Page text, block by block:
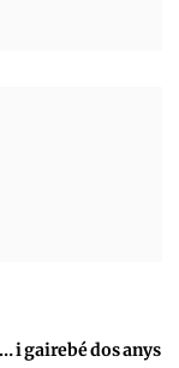
i gairebé dos anys